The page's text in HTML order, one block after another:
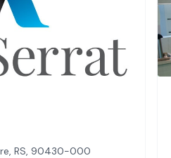
RS, 90430-000